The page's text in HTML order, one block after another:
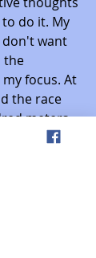
do it. My
want
the
focus. At
the race
meters.
so far under